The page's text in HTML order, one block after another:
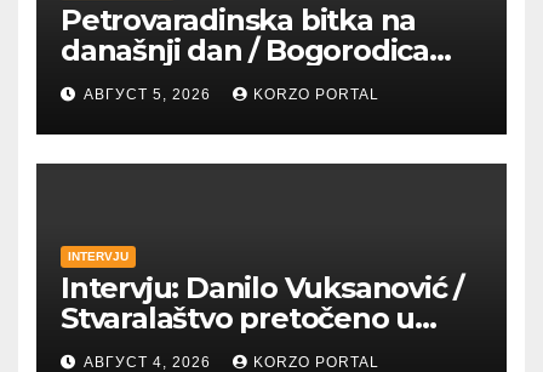
Petrovaradinska bitka na
današnji dan / Bogorodica
pobednica u
petrovaradinskom Podgrađu
АВГУСТ 5, 2026 KORZO PORTAL
INTERVJU
Intervju: Danilo Vuksanović /
Stvaralaštvo pretočeno u
umetnost i reči
АВГУСТ 4, 2026 KORZO PORTAL